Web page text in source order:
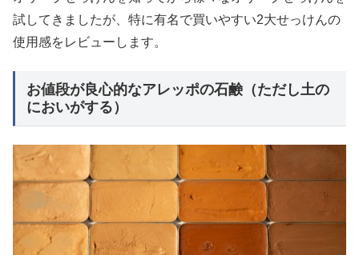
試してきましたが、特に有名で買いやすい2大せっけんの
使用感をレビューします。
お値段が良心的なアレッポの石鹸（ただし土の
においがする）